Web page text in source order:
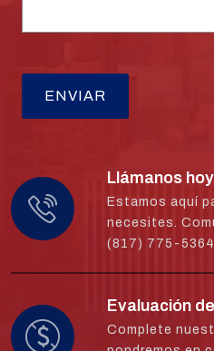
Llámanos hoy
Estamos aquí
necesites.
(817) 775-5364
Evaluación
Complete